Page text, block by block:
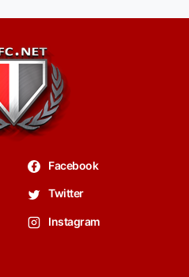
Facebook
Twitter
Instagram